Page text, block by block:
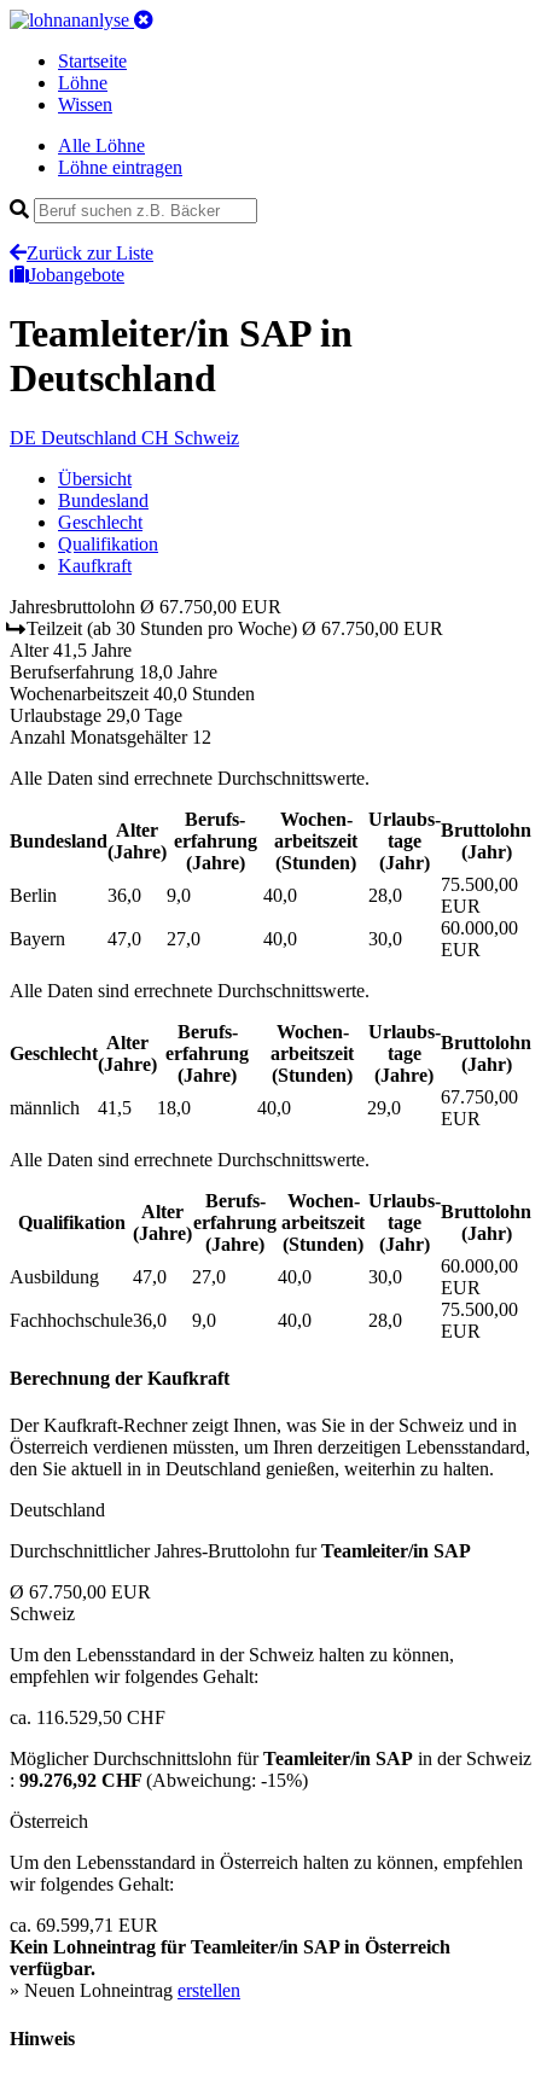
Startseite
Löhne
Wissen
Alle Löhne
Löhne eintragen
Zurück zur Liste
Jobangebote
Teamleiter/in SAPin
Deutschland
DE Deutschland CH Schweiz
Übersicht
Bundesland
Geschlecht
Qualifikation
Kaufkraft
Jahresbruttolohn Ø 67.750,00 EUR
Teilzeit (ab 30 Stunden pro Woche) Ø 67.750,00 EUR
Alter 41,5 Jahre
Berufserfahrung 18,0 Jahre
Wochenarbeitszeit 40,0 Stunden
Urlaubstage 29,0 Tage
Anzahl Monatsgehälter 12
Alle Daten sind errechnete Durchschnittswerte.
Bundesland
Alter
(Jahre)
Berufs­
erfahrung
(Jahre)
Wochen­
arbeitszeit
(Stunden)
Urlaubs­
tage
(Jahr)
Bruttolohn
(Jahr)
Berlin 36,0 9,0 40,0 28,0
75.500,00
EUR
Bayern
47,0 27,0 40,0 30,0
60.000,00
EUR
Alle Daten sind errechnete Durchschnittswerte.
Geschlecht
Alter
(Jahre)
Berufs­
erfahrung
(Jahre)
Wochen­
arbeitszeit
(Stunden)
Urlaubs­
tage
(Jahre)
Bruttolohn
(Jahr)
männlich 41,5 18,0 40,0 29,0
67.750,00
EUR
Alle Daten sind errechnete Durchschnittswerte.
Qualifikation
Alter
(Jahre)
Berufs­
erfahrung
(Jahre)
Wochen­
arbeitszeit
(Stunden)
Urlaubs­
tage
(Jahr)
Bruttolohn
(Jahr)
Ausbildung 47,0 27,0 40,0 30,0
60.000,00
EUR
Fachhochschule36,0 9,0 40,0 28,0
75.500,00
EUR
Berechnung der Kaufkraft
Der Kaufkraft-Rechner zeigt Ihnen, was Sie in der Schweiz und in
Österreich verdienen müssten, um Ihren derzeitigen Lebensstandard,
den Sie aktuell in in Deutschland genießen, weiterhin zu halten.
Deutschland
Durchschnittlicher Jahres-Bruttolohn furTeamleiter/in SAP
Ø 67.750,00 EUR
Schweiz
Um den Lebensstandard in der Schweiz halten zu können,
empfehlen wir folgendes Gehalt:
ca. 116.529,50 CHF
Möglicher Durchschnittslohn fürTeamleiter/in SAP in der Schweiz
: 99.276,92 CHF (Abweichung: -15%)
Österreich
Um den Lebensstandard in Österreich halten zu können, empfehlen
wir folgendes Gehalt:
ca. 69.599,71 EUR
Kein Lohneintrag für Teamleiter/in SAPin Österreich
verfügbar.
» Neuen Lohneintrag erstellen
Hinweis